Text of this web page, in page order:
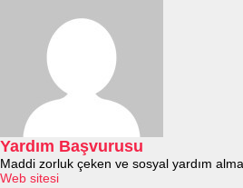
Yardım Başvurusu
Maddi zorluk çeken ve sosyal yardım
Web sitesi